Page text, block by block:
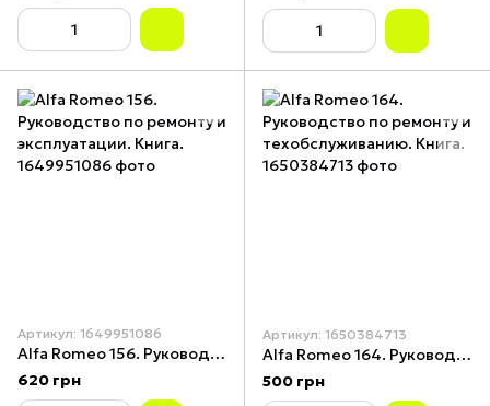
Артикул: 1649951086
Alfa Romeo 156. Руководство по ремонту и эксплуатации. Книга.
620 грн
Артикул: 1650384713
Alfa Romeo 164. Руководство по ремонту и техобслуживанию. Книга.
500 грн